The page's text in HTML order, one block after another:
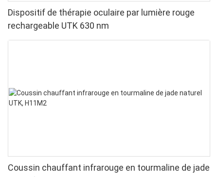
Dispositif de thérapie oculaire par lumière rouge
rechargeable UTK 630 nm
Coussin chauffant infrarouge en tourmaline de jade